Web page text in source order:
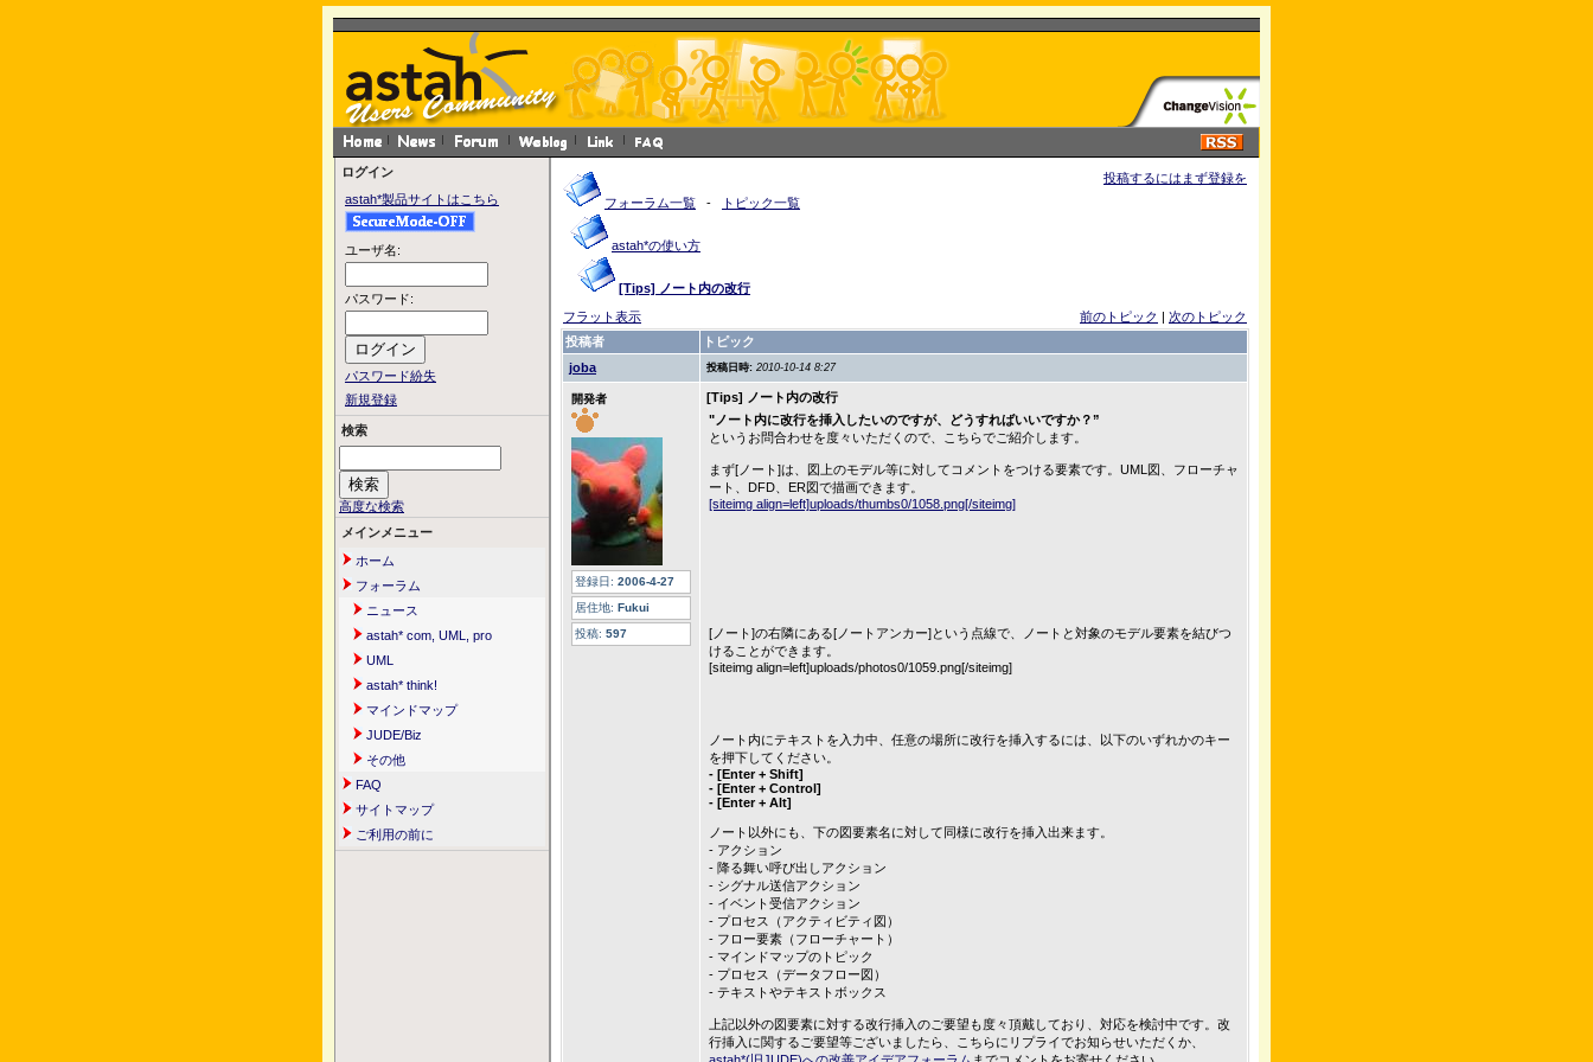
ログイン
astah*製品サイトはこちら
ユーザ名:
パスワード:
パスワード紛失
新規登録
検索
高度な検索
メインメニュー
ホーム
フォーラム
ニュース
astah* com, UML, pro
UML
astah* think!
マインドマップ
JUDE/Biz
その他
FAQ
サイトマップ
ご利用の前に
フォーラム一覧 - トピック一覧
astah*の使い方
[Tips] ノート内の改行
投稿するにはまず登録を
フラット表示 前のトピック | 次のトピック
投稿者
トピック
joba
投稿日時: 2010-10-14 8:27
開発者
登録日: 2006-4-27
居住地: Fukui
投稿: 597
[Tips] ノート内の改行
"ノート内に改行を挿入したいのですが、どうすればいいですか？”
というお問合わせを度々いただくので、こちらでご紹介します。
まず[ノート]は、図上のモデル等に対してコメントをつける要素です。UML図、フローチャ
ート、DFD、ER図で描画できます。
[siteimg align=left]uploads/thumbs0/1058.png[/siteimg]
[ノート]の右隣にある[ノートアンカー]という点線で、ノートと対象のモデル要素を結びつ
けることができます。
[siteimg align=left]uploads/photos0/1059.png[/siteimg]
ノート内にテキストを入力中、任意の場所に改行を挿入するには、以下のいずれかのキー
を押下してください。
- [Enter + Shift]
- [Enter + Control]
- [Enter + Alt]
ノート以外にも、下の図要素名に対して同様に改行を挿入出来ます。
- アクション
- 降る舞い呼び出しアクション
- シグナル送信アクション
- イベント受信アクション
- プロセス（アクティビティ図）
- フロー要素（フローチャート）
- マインドマップのトピック
- プロセス（データフロー図）
- テキストやテキストボックス
上記以外の図要素に対する改行挿入のご要望も度々頂戴しており、対応を検討中です。改
行挿入に関するご要望等ございましたら、こちらにリプライでお知らせいただくか、